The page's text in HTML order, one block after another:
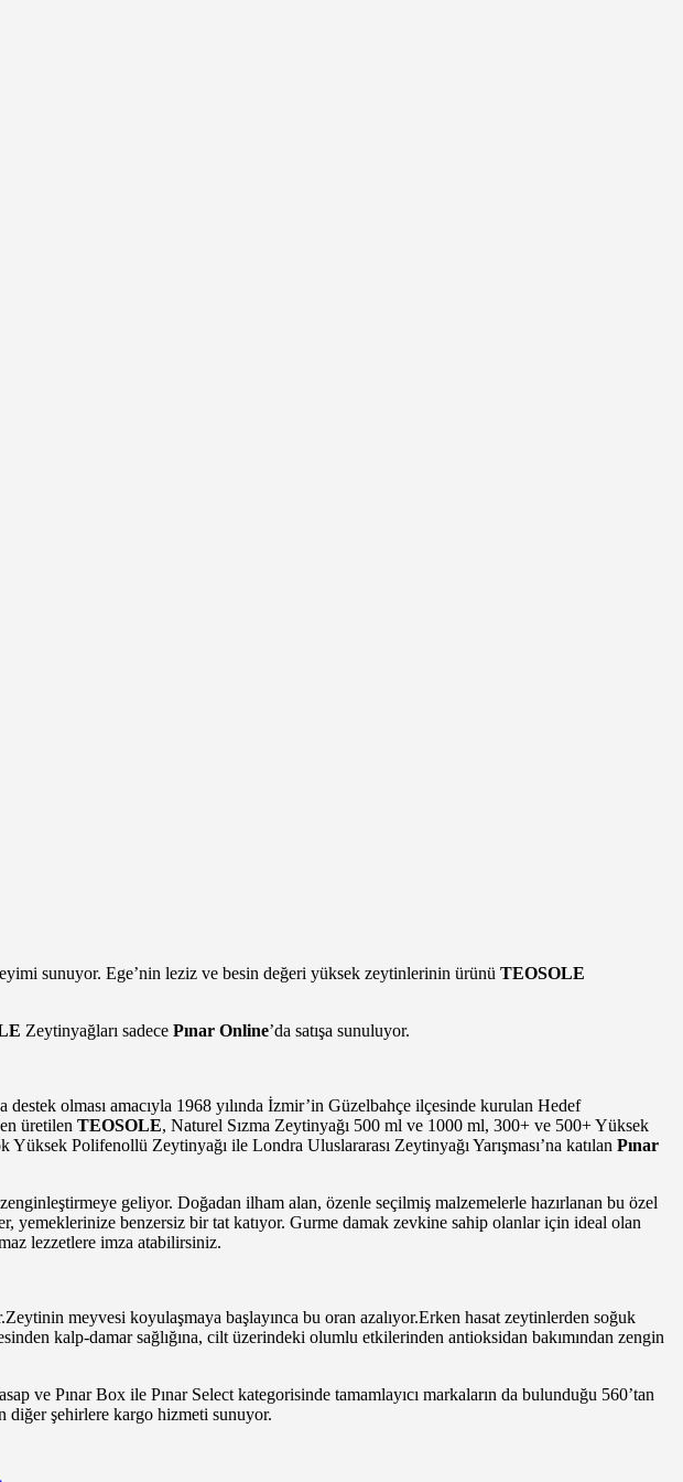
sunuyor. Ege’nin leziz ve besin değeri yüksek zeytinlerinin ürünü TEOSOLE
Zeytinyağları sadece Pınar Online’da satışa sunuluyor.
olması amacıyla 1968 yılında İzmir’in Güzelbahçe ilçesinde kurulan Hedef
üretilen TEOSOLE, Naturel Sızma Zeytinyağı 500 ml ve 1000 ml, 300+ ve 500+ Yüksek
Polifenollü Zeytinyağı ile Londra Uluslararası Zeytinyağı Yarışması’na katılan Pınar
geliyor. Doğadan ilham alan, özenle seçilmiş malzemelerle hazırlanan bu özel
yemeklerinize benzersiz bir tat katıyor. Gurme damak zevkine sahip olanlar için ideal olan
lezzetlere imza atabilirsiniz.
meyvesi koyulaşmaya başlayınca bu oran azalıyor.Erken hasat zeytinlerden soğuk
kalp-damar sağlığına, cilt üzerindeki olumlu etkilerinden antioksidan bakımından zengin
ve Pınar Box ile Pınar Select kategorisinde tamamlayıcı markaların da bulunduğu 560’tan
diğer şehirlere kargo hizmeti sunuyor.